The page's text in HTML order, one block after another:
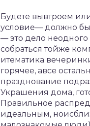
Будете вывтроем
условие— должно
— это дело
собраться тойже
итематика
горячее, авсе
празднование
Украшения дома,
Правильное
идеальным,